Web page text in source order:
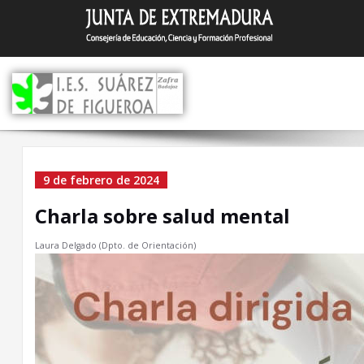
Saltar
contenido
Charla sobre salud
9 de febrero de 2024
Charla sobre salud mental
Laura Delgado (Dpto. de Orientación)